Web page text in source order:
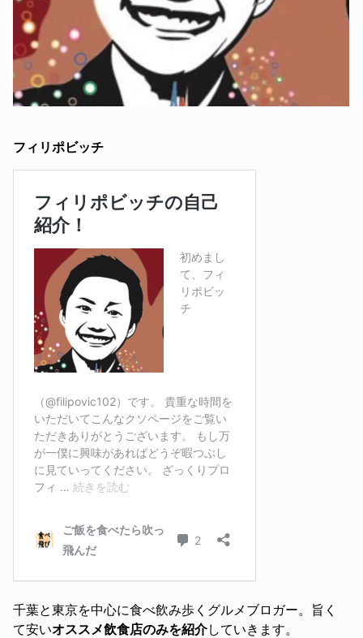
フィリポビッチ
千葉と東京を中心に食べ飲み歩くグルメブロガー。旨く
て安いオススメ飲食店のみを紹介していきます。